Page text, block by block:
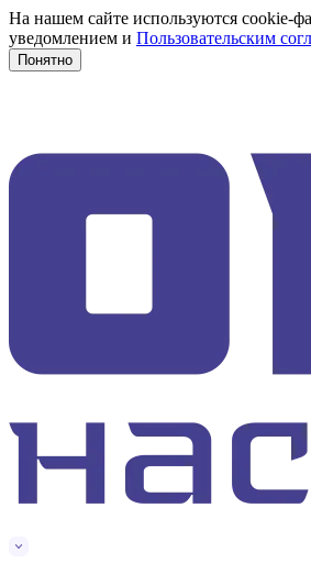
На нашем сайте используются cookie-
уведомлением и Пользовательским
Понятно